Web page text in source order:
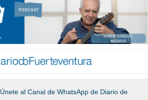
Jump to navigation
Únete al Canal de WhatsApp de Diario de